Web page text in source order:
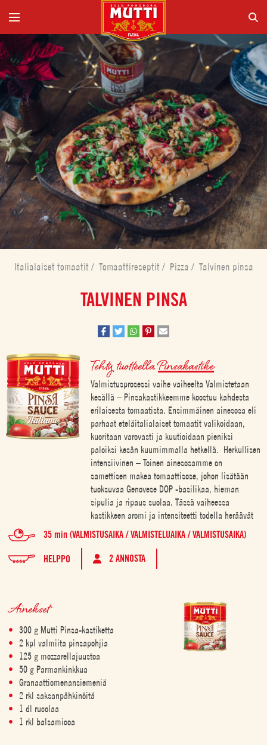
Italialaiset tomaatit / Tomaattireseptit / Pizza / Talvinen pinsa
TALVINEN PINSA
Tehty tuotteellaPinsakastike
Valmistusprosessi vaihe vaiheelta Valmistetaan
kesällä – Pinsakastikkeemme koostuu kahdesta
erilaisesta tomaatista. Ensimmäinen ainesosa eli
parhaat eteläitalialaiset tomaatit valikoidaan,
kuoritaan varovasti ja kuutioidaan pieniksi
paloiksi kesän kuumimmalla hetkellä. Herkullisen
intensiivinen – Toinen ainesosamme on
samettisen makea tomaattisose, johon lisätään
tuoksuvaa Genovese DOP -basilikaa, hieman
sipulia ja ripaus suolaa. Tässä vaiheessa
kastikkeen aromi ja intensiteetti todella heräävät
35 min (VALMISTUSAIKA / VALMISTELUAIKA / VALMISTUSAIKA)
HELPPO 2 ANNOSTA
Ainekset
300 g Mutti Pinsa-kastiketta
2 kpl valmiita pinsapohjia
125 g mozzarellajuustoa
50 g Parmankinkkua
Granaattiomenansiemeniä
2 rkl saksanpähkinöitä
1 dl rucolaa
1 rkl balsamicoa